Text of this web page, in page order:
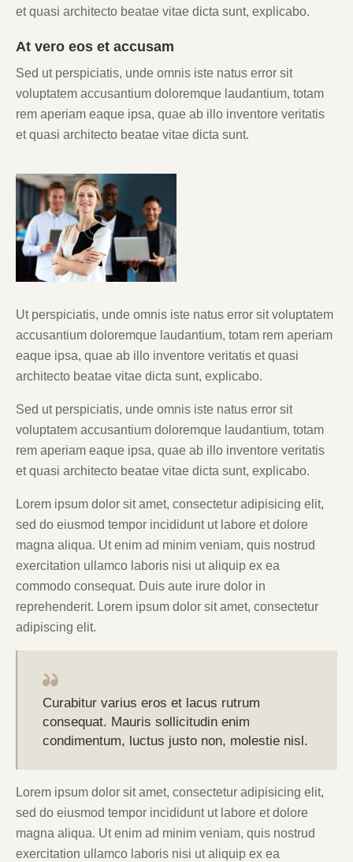
et quasi architecto beatae vitae dicta sunt, explicabo.
At vero eos et accusam
Sed ut perspiciatis, unde omnis iste natus error sit
voluptatem accusantium doloremque laudantium, totam
rem aperiam eaque ipsa, quae ab illo inventore veritatis
et quasi architecto beatae vitae dicta sunt.
Ut perspiciatis, unde omnis iste natus error sit voluptatem
accusantium doloremque laudantium, totam rem aperiam
eaque ipsa, quae ab illo inventore veritatis et quasi
architecto beatae vitae dicta sunt, explicabo.
Sed ut perspiciatis, unde omnis iste natus error sit
voluptatem accusantium doloremque laudantium, totam
rem aperiam eaque ipsa, quae ab illo inventore veritatis
et quasi architecto beatae vitae dicta sunt, explicabo.
Lorem ipsum dolor sit amet, consectetur adipisicing elit,
sed do eiusmod tempor incididunt ut labore et dolore
magna aliqua. Ut enim ad minim veniam, quis nostrud
exercitation ullamco laboris nisi ut aliquip ex ea
commodo consequat. Duis aute irure dolor in
reprehenderit. Lorem ipsum dolor sit amet, consectetur
adipiscing elit.
Curabitur varius eros et lacus rutrum
consequat. Mauris sollicitudin enim
condimentum, luctus justo non, molestie nisl.
Lorem ipsum dolor sit amet, consectetur adipisicing elit,
sed do eiusmod tempor incididunt ut labore et dolore
magna aliqua. Ut enim ad minim veniam, quis nostrud
exercitation ullamco laboris nisi ut aliquip ex ea